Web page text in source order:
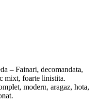
– Fainari, decomandata,
mixt, foarte linistita.
modern, aragaz, hota,